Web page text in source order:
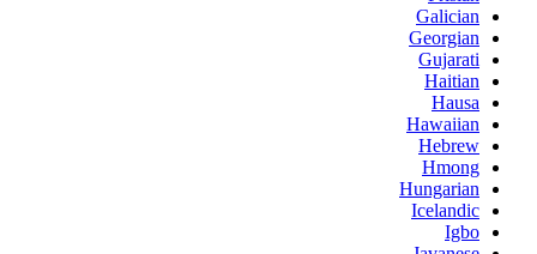
Galician
Georgian
Gujarati
Haitian
Hausa
Hawaiian
Hebrew
Hmong
Hungarian
Icelandic
Igbo